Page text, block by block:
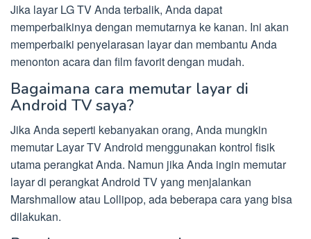
Jika layar LG TV Anda terbalik, Anda dapat
memperbaikinya dengan memutarnya ke kanan. Ini akan
memperbaiki penyelarasan layar dan membantu Anda
menonton acara dan film favorit dengan mudah.
Bagaimana cara memutar layar di
Android TV saya?
Jika Anda seperti kebanyakan orang, Anda mungkin
memutar Layar TV Android menggunakan kontrol fisik
utama perangkat Anda. Namun jika Anda ingin memutar
layar di perangkat Android TV yang menjalankan
Marshmallow atau Lollipop, ada beberapa cara yang bisa
dilakukan.